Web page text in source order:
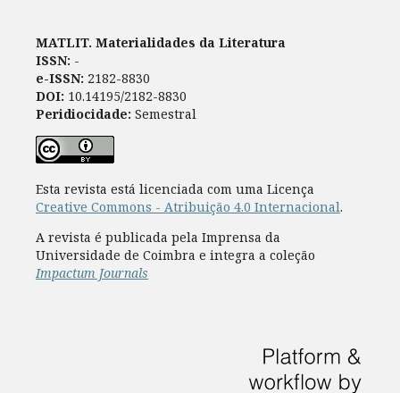
MATLIT. Materialidades da Literatura
ISSN: -
e-ISSN: 2182-8830
DOI: 10.14195/2182-8830
Peridiocidade: Semestral
Esta revista está licenciada com uma Licença
Creative Commons - Atribuição 4.0 Internacional.
A revista é publicada pela Imprensa da
Universidade de Coimbra e integra a coleção
Impactum Journals